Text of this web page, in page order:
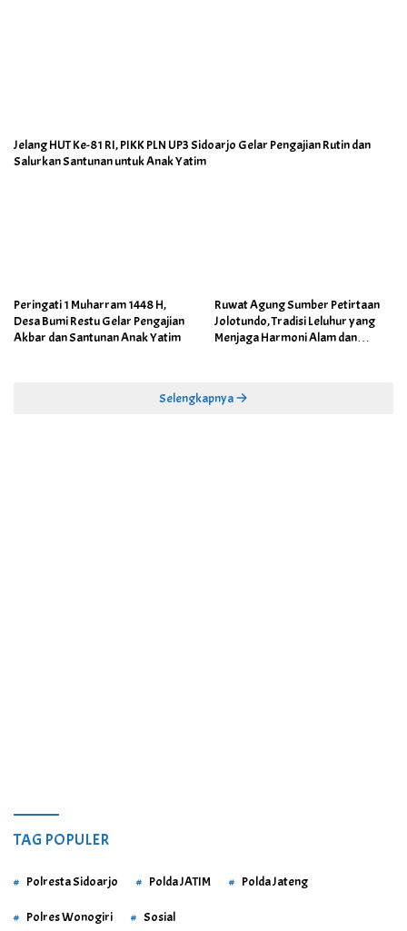
Jelang HUT Ke-81 RI, PIKK PLN UP3 Sidoarjo Gelar Pengajian Rutin dan
Salurkan Santunan untuk Anak Yatim
Peringati 1 Muharram 1448 H,
Desa Bumi Restu Gelar Pengajian
Akbar dan Santunan Anak Yatim
Ruwat Agung Sumber Petirtaan
Jolotundo, Tradisi Leluhur yang
Menjaga Harmoni Alam dan
Selengkapnya
TAG POPULER
Polresta Sidoarjo Polda JATIM Polda Jateng
Polres Wonogiri Sosial